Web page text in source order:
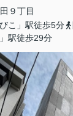
９丁目
こ」駅徒歩5分
駅徒歩29分